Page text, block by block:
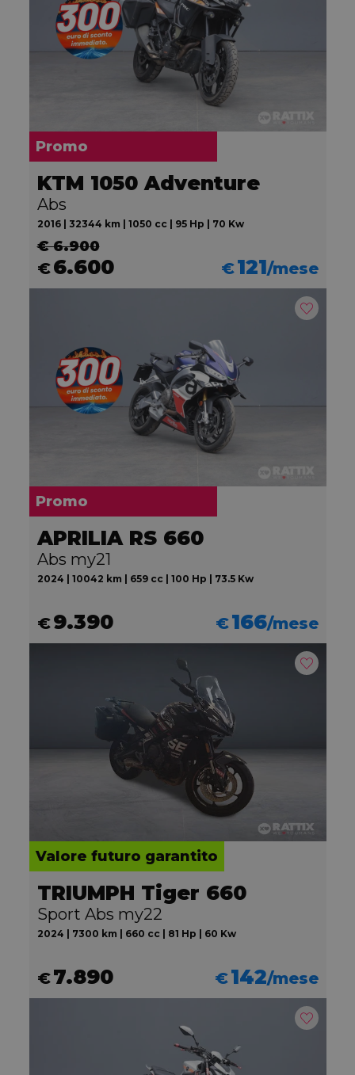
Promo
KTM 1050 Adventure
Abs
2016 | 32344 km | 1050 cc | 95 Hp | 70 Kw
€ 6.900
€6.600 €121/mese
Promo
APRILIA RS 660
Abs my21
2024 | 10042 km | 659 cc | 100 Hp | 73.5 Kw
€9.390 €166/mese
Valore futuro garantito
TRIUMPH Tiger 660
Sport Abs my22
2024 | 7300 km | 660 cc | 81 Hp | 60 Kw
€7.890 €142/mese